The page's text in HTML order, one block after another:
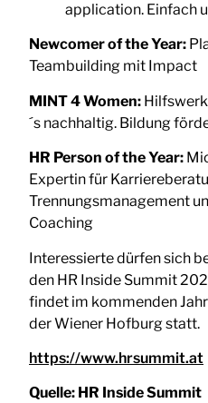
application. Einfach
Newcomer of the Year:
Teambuilding mit Impact
MINT 4 Women:
´s nachhaltig. Bildung
HR Person of the Year:
Expertin für
Trennungsmanagement
Coaching
Interessierte dürfen sich
den HR Inside Summit
findet im kommenden
der Wiener Hofburg statt.
https://www.hrsummit.at
Quelle: HR Inside Summit